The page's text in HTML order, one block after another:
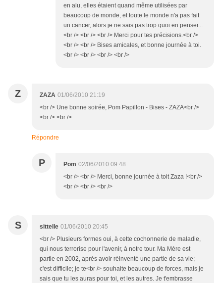
en alu, elles étaient quand même utilisées par
beaucoup de monde, et toute le monde n'a pas fait
un cancer, alors je ne sais pas trop quoi en penser...
<br /> <br /> <br /> Merci pour tes précisions.<br />
<br /> <br /> Bises amicales, et bonne journée à toi.
<br /> <br /> <br /> <br />
Z ZAZA 01/06/2010 21:19
<br /> Une bonne soirée, Pom Papillon - Bises - ZAZA<br />
<br /> <br />
Répondre
P Pom 02/06/2010 09:48
<br /> <br /> Merci, bonne journée à toit Zaza !<br />
<br /> <br /> <br />
S sittelle 01/06/2010 20:45
<br /> Plusieurs formes oui, à cette cochonnerie de maladie,
qui nous terrorise pour l'avenir, à notre tour. Ma Mère est
partie en 2002, après avoir réinventé une partie de sa vie;
c'est difficile; je te<br /> souhaite beaucoup de forces, mais je
sais que tu les auras pour toi, et les autres. Je t'embrasse